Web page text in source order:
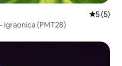
5 (5)
igraonica (PMT28)